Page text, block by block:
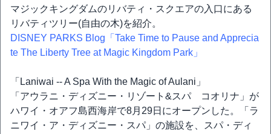
マジックキングダムのリバティ・スクエアの入口にある
リバティツリー(自由の木)を紹介。
DISNEY PARKS Blog「Take Time to Pause and Apprecia
te The Liberty Tree at Magic Kingdom Park」
「Laniwai -- A Spa With the Magic of Aulani」
「アウラニ・ディズニー・リゾート&スパ コオリナ」が
ハワイ・オアフ島西海岸で8月29日にオープンした。「ラ
ニワイ・ア・ディズニー・スパ」の施設を、スパ・ディ